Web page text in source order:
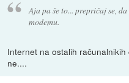
Aja pa še to... prepričaj se,
modemu.
Internet na ostalih
ne....